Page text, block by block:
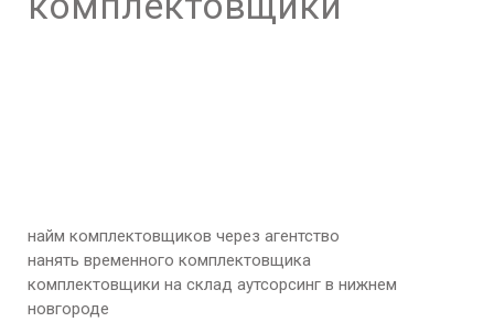
найм комплектовщиков через агентство
нанять временного комплектовщика
комплектовщики на склад аутсорсинг в нижнем
новгороде